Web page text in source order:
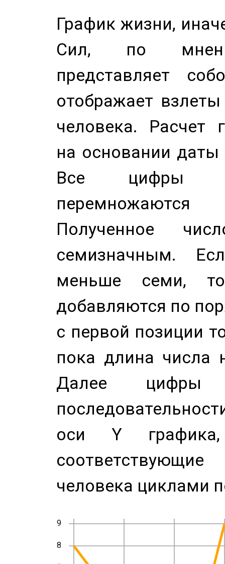
График жизни,
Сил, по
представляет
отображает
человека. Расчет
на основании
Все цифры
Полученное
семизначным.
меньше семи,
добавляются по
с первой позиции
пока длина числа
Далее цифры
оси Y
человека циклами